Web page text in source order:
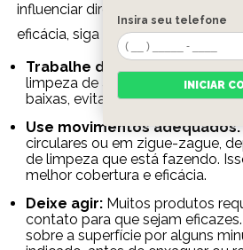
influenciar diretamente nos
eficácia, siga estas dicas:
Trabalhe de cima para baixo:
limpeza de áreas mais elevadas
baixas, evitando que sujeira caia
Use movimentos adequados:
circulares ou em zigue-zague,
de limpeza que está fazendo.
melhor cobertura e eficácia.
Deixe agir: Muitos produtos
contato para que sejam
sobre a superfície por alguns
Insira seu telefone
INICIAR